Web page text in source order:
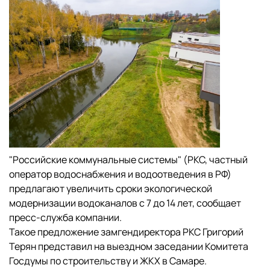
"Российские коммунальные системы" (РКС, частный
оператор водоснабжения и водоотведения в РФ)
предлагают увеличить сроки экологической
модернизации водоканалов с 7 до 14 лет, сообщает
пресс-служба компании.
Такое предложение замгендиректора РКС Григорий
Терян представил на выездном заседании Комитета
Госдумы по строительству и ЖКХ в Самаре.